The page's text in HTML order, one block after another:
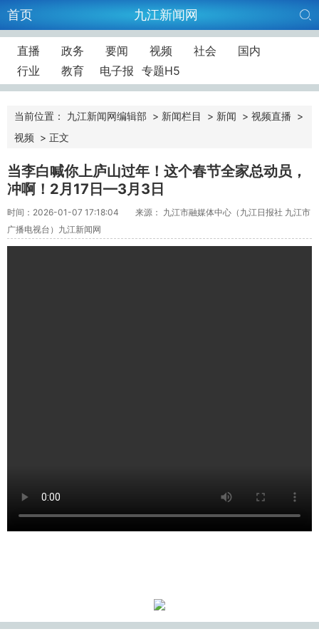
首页 九江新闻网
直播 政务 要闻 视频 社会
国内
行业
教育 电子报 专题H5
当前位置： 九江新闻网编辑部 > 新闻栏目 > 新闻 > 视频直播 >
视频 > 正文
当李白喊你上庐山过年！这个春节全家总动员，
冲啊！2月17日—3月3日
时间：2026-01-07 17:18:04
来源： 九江市融媒体中心（九江日报社 九江市
广播电视台）九江新闻网